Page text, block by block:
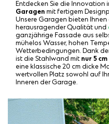
Entdecken Sie die Innovation
Garagen mit fertigem
Unsere Garagen bieten
herausragender Qualität und
ganzjährige Fassade aus
mühelos Wasser, hohen
Wetterbedingungen. Dank
ist die Stahlwand mit nur 5 cm
eine klassische 20 cm dicke
wertvollen Platz sowohl auf
Inneren der Garage.